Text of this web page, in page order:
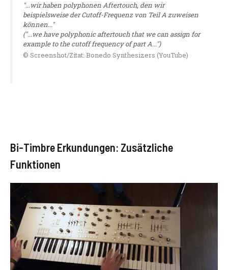
"...wir haben polyphonen Aftertouch, den wir
beispielsweise der Cutoff-Frequenz von Teil A zuweisen
können..."
("...we have polyphonic aftertouch that we can assign for
example to the cutoff frequency of part A...")
© Screenshot/Zitat: Bonedo Synthesizers (YouTube)
Bi-Timbre Erkundungen: Zusätzliche
Funktionen